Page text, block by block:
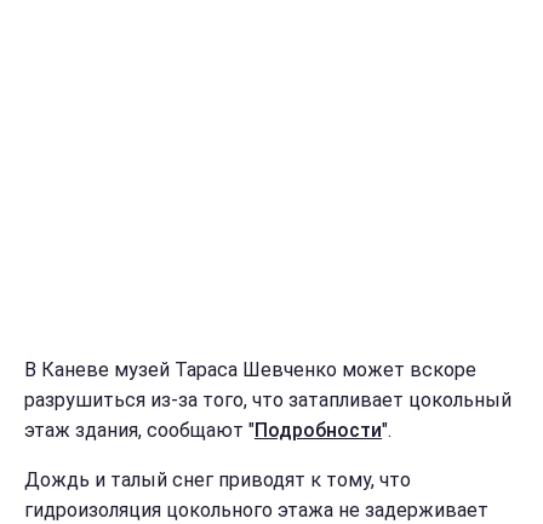
В Каневе музей Тараса Шевченко может вскоре
разрушиться из-за того, что затапливает цокольный
этаж здания, сообщают "Подробности".
Дождь и талый снег приводят к тому, что
гидроизоляция цокольного этажа не задерживает